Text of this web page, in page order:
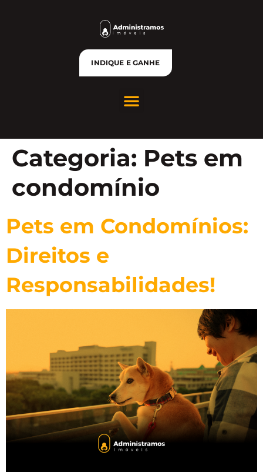
INDIQUE E GANHE
Categoria: Pets em
condomínio
Pets em Condomínios:
Direitos e
Responsabilidades!